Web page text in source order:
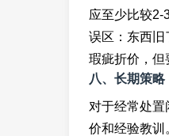
应至少比较2-
误区：东西旧
瑕疵折价，但
八、长期策
对于经常处
价和经验教训